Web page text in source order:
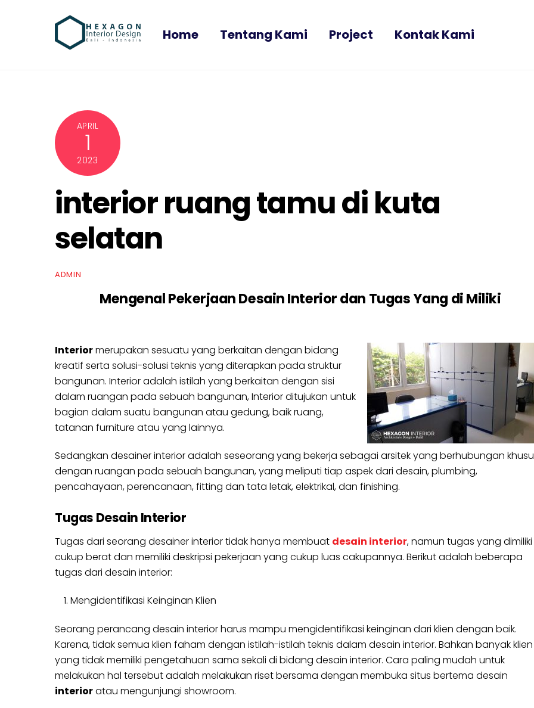
Home Tentang Kami Project Kontak Kami
APRIL
1
2023
interior ruang tamu di kuta
selatan
ADMIN
Mengenal Pekerjaan Desain Interior dan Tugas Yang di Miliki
Interiormerupakan sesuatu yang berkaitan dengan bidang
kreatif serta solusi-solusi teknis yang diterapkan pada struktur
bangunan. Interior adalah istilah yang berkaitan dengan sisi
dalam ruangan pada sebuah bangunan, Interior ditujukan untuk
bagian dalam suatu bangunan atau gedung, baik ruang,
tatanan furniture atau yang lainnya.
Sedangkan desainer interior adalah seseorang yang bekerja sebagai arsitek yang berhubungan
dengan ruangan pada sebuah bangunan, yang meliputi tiap aspek dari desain, plumbing,
pencahayaan, perencanaan, fitting dan tata letak, elektrikal, dan finishing.
Tugas Desain Interior
Tugas dari seorang desainer interior tidak hanya membuat desain interior, namun tugas yang dimiliki
cukup berat dan memiliki deskripsi pekerjaan yang cukup luas cakupannya. Berikut adalah beberapa
tugas dari desain interior:
Mengidentifikasi Keinginan Klien
Seorang perancang desain interior harus mampu mengidentifikasi keinginan dari klien dengan baik.
Karena, tidak semua klien faham dengan istilah-istilah teknis dalam desain interior. Bahkan banyak klien
yang tidak memiliki pengetahuan sama sekali di bidang desain interior. Cara paling mudah untuk
melakukan hal tersebut adalah melakukan riset bersama dengan membuka situs bertema desain
interioratau mengunjungi showroom.